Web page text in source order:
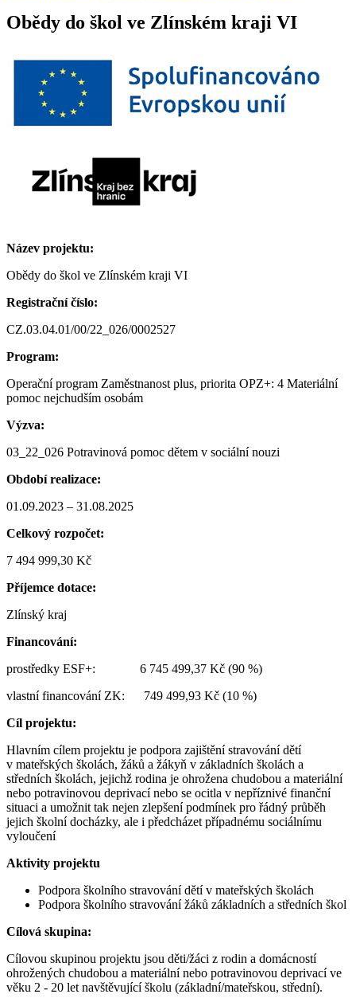
Obědy do škol ve Zlínském kraji VI
Název projektu:
Obědy do škol ve Zlínském kraji VI
Registrační číslo:
CZ.03.04.01/00/22_026/0002527
Program:
Operační program Zaměstnanost plus, priorita OPZ+: 4 Materiální
pomoc nejchudším osobám
Výzva:
03_22_026 Potravinová pomoc dětem v sociální nouzi
Období realizace:
01.09.2023 – 31.08.2025
Celkový rozpočet:
7 494 999,30 Kč
Příjemce dotace:
Zlínský kraj
Financování:
prostředky ESF+: 6 745 499,37 Kč (90 %)
vlastní financování ZK: 749 499,93 Kč (10 %)
Cíl projektu:
Hlavním cílem projektu je podpora zajištění stravování dětí
v mateřských školách, žáků a žákyň v základních školách a
středních školách, jejichž rodina je ohrožena chudobou a materiální
nebo potravinovou deprivací nebo se ocitla v nepříznivé finanční
situaci a umožnit tak nejen zlepšení podmínek pro řádný průběh
jejich školní docházky, ale i předcházet případnému sociálnímu
vyloučení
Aktivity projektu
Podpora školního stravování dětí v mateřských školách
Podpora školního stravování žáků základních a středních škol
Cílová skupina:
Cílovou skupinou projektu jsou děti/žáci z rodin a domácností
ohrožených chudobou a materiální nebo potravinovou deprivací ve
věku 2 - 20 let navštěvující školu (základní/mateřskou, střední).